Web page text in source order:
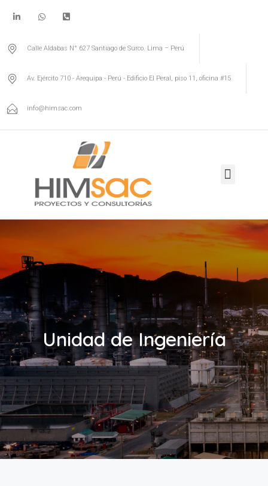
Calle Aldabas N° 627 Santiago de Surco. Lima – Perú
Av. Ejército 710 - Arequipa - Perú - Edificio El Peral, piso 11, oficina #15
info@himsac.com
Unidad de Ingeniería